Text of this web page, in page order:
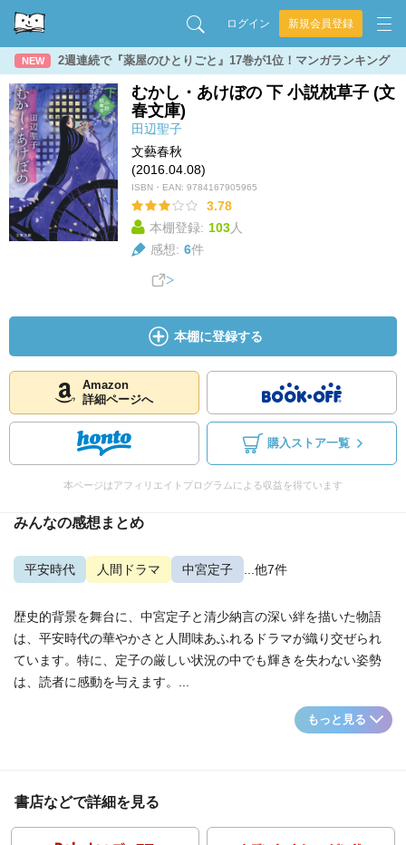
ログイン 新規会員登録
NEW 2週連続で『薬屋のひとりごと』17巻が1位！マンガランキング
むかし・あけぼの 下 小説枕草子 (文
春文庫)
田辺聖子
文藝春秋
(2016.04.08)
ISBN・EAN: 9784167905965
3.78
本棚登録: 103人
感想: 6件
本棚に登録する
Amazon
詳細ページへ
購入ストア一覧
本ページはアフィリエイトプログラムによる収益を得ています
みんなの感想まとめ
平安時代 人間ドラマ 中宮定子 ...他7件
歴史的背景を舞台に、中宮定子と清少納言の深い絆を描いた物語
は、平安時代の華やかさと人間味あふれるドラマが織り交ぜられ
ています。特に、定子の厳しい状況の中でも輝きを失わない姿勢
は、読者に感動を与えます。...
もっと見る
書店などで詳細を見る